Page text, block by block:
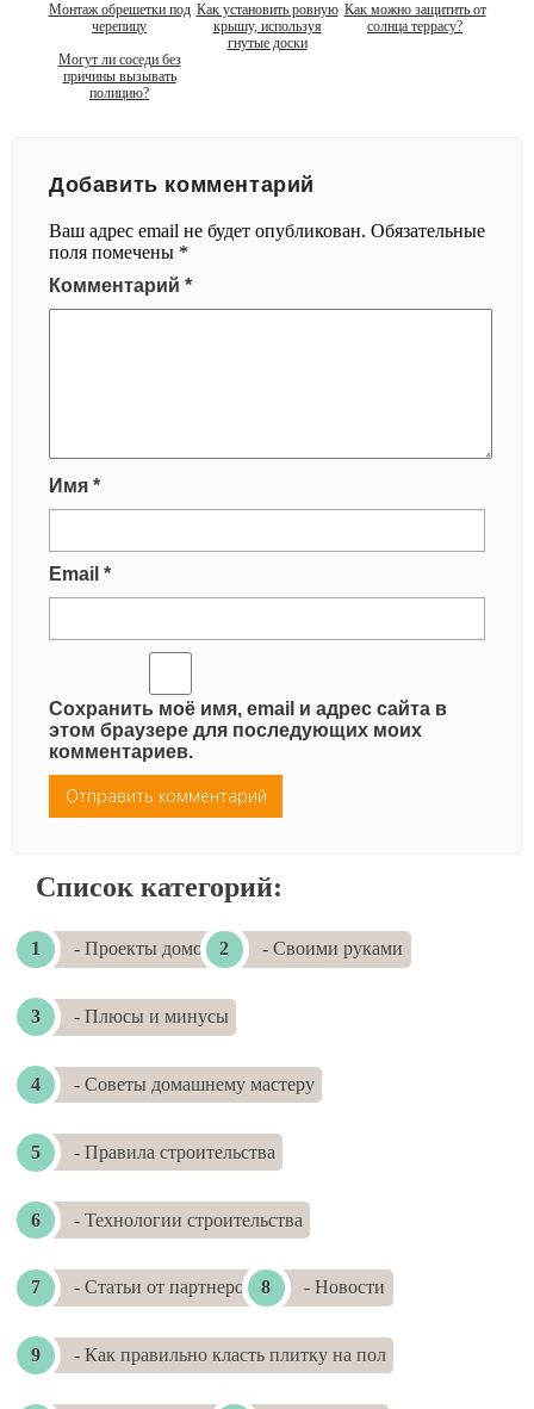
Монтаж обрешетки под
черепицу
Как установить ровную
крышу, используя
гнутые доски
Как можно защитить от
солнца террасу?
Могут ли соседи без
причины вызывать
полицию?
Добавить комментарий
Ваш адрес email не будет опубликован. Обязательные
поля помечены *
Комментарий *
Имя *
Email *
Сохранить моё имя, email и адрес сайта в
этом браузере для последующих моих
комментариев.
Список категорий:
- Проекты домов - Своими руками
- Плюсы и минусы
- Советы домашнему мастеру
- Правила строительства
- Технологии строительства
- Статьи от партнеров - Новости
- Как правильно класть плитку на пол